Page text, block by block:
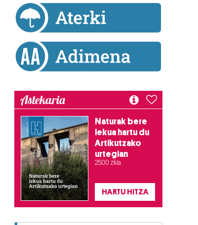
Astekaria
Naturak bere
lekua hartu du
Artikutzako
urtegian
2.500 zkia.
HARTU HITZA